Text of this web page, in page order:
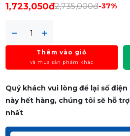
1,723,050đ2,735,000đ-37%
Thêm vào giỏ
và mua sản phẩm khác
Quý khách vui lòng để lại số
này hết hàng, chúng tôi sẽ hỗ
nhất